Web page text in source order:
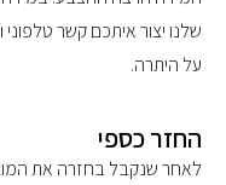
שלנו יצור איתכם קשר
על היתרה.
החזר כספי
לאחר שנקבל בחזרה את